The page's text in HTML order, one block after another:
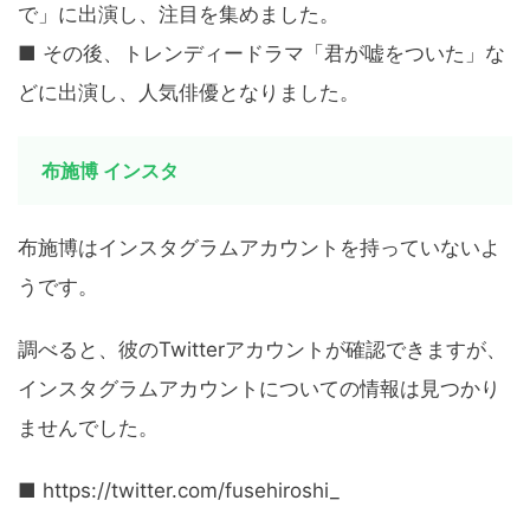
で」に出演し、注目を集めました。
■ その後、トレンディードラマ「君が嘘をついた」な
どに出演し、人気俳優となりました。
布施博 インスタ
布施博はインスタグラムアカウントを持っていないよ
うです。
調べると、彼のTwitterアカウントが確認できますが、
インスタグラムアカウントについての情報は見つかり
ませんでした。
■ https://twitter.com/fusehiroshi_